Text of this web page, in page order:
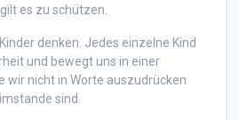
es zu schützen.
denken. Jedes einzelne Kind
und bewegt uns in einer
wir nicht in Worte auszudrücken
imstande sind.